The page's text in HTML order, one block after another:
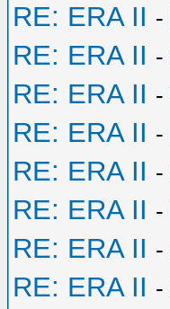
RE: ERA II -
RE: ERA II -
RE: ERA II -
RE: ERA II -
RE: ERA II -
RE: ERA II -
RE: ERA II -
RE: ERA II -